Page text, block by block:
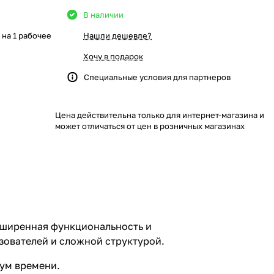
1 рабочее
В наличии
Нашли дешевле?
Хочу в подарок
Специальные условия для партнеров
Цена действительна только для интернет-магазина и
может отличаться от цен в розничных магазинах
функциональность и
и сложной структурой.
времени.